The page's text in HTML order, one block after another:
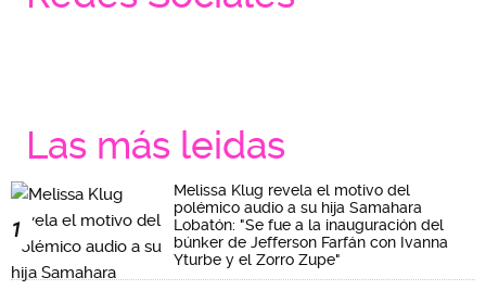
Las más leidas
1
Melissa Klug revela el motivo del
polémico audio a su hija Samahara
Lobatón: "Se fue a la inauguración del
búnker de Jefferson Farfán con Ivanna
Yturbe y el Zorro Zupe"